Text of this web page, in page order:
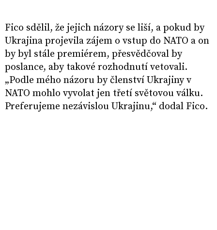
Fico sdělil, že jejich názory se liší, a pokud by
Ukrajina projevila zájem o vstup do NATO a on
by byl stále premiérem, přesvědčoval by
poslance, aby takové rozhodnutí vetovali.
„Podle mého názoru by členství Ukrajiny v
NATO mohlo vyvolat jen třetí světovou válku.
Preferujeme nezávislou Ukrajinu,“ dodal Fico.